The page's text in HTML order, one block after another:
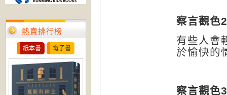
熱賣排行榜
紙本書 電子書
察言觀色2
有些人會
於愉快的
察言觀色3